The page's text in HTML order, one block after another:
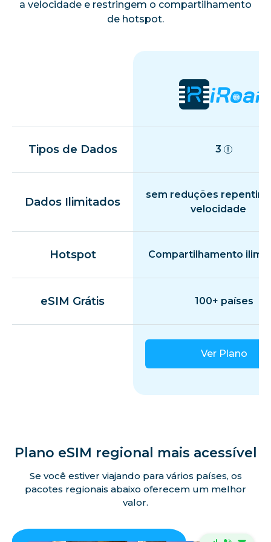
a velocidade e restringem o compartilhamento
de hotspot.
Tipos de Dados 3
Dados Ilimitados
sem reduções
velocidade
Hotspot Compartilhamento
eSIM Grátis 100+ países
Ver Plano
Plano eSIM regional mais acessível
Se você estiver viajando para vários países, os
pacotes regionais abaixo oferecem um melhor
valor.